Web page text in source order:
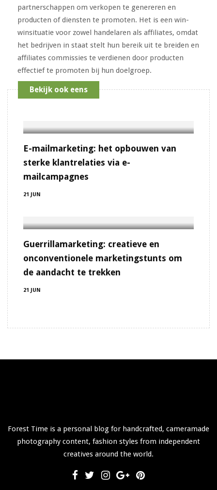
partnerschappen om verkopen te genereren en
producten of diensten te promoten. Het is een win-
winsituatie voor zowel handelaren als affiliates, omdat
het bedrijven in staat stelt hun bereik uit te breiden en
affiliates commissies te verdienen door producten
effectief te promoten bij hun doelgroep.
Bekijk ook eens
E-mailmarketing: het opbouwen van
sterke klantrelaties via e-
mailcampagnes
21 JUN
Guerrillamarketing: creatieve en
onconventionele marketingstunts om
de aandacht te trekken
21 JUN
Forest Time is a personal blog for handcrafted, cameramade
photography content, fashion styles from independent
creatives around the world.